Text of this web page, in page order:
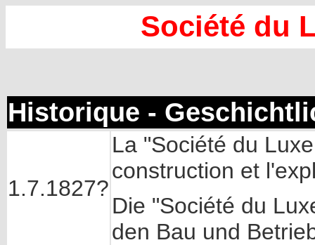
Société du
Historique -
1.7.1827?
La "Société du
construction et
Die "Société du
den Bau und